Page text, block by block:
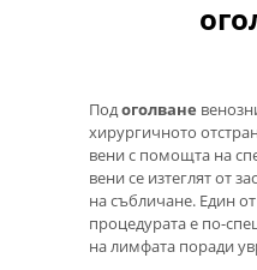
Подоголване
хирургичното
вени с помощта на
вени се изтеглят от
на събличане. Един
процедурата е по-
на лимфата поради